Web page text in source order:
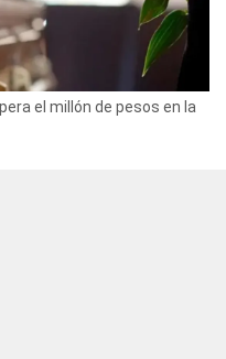
el millón de pesos en la